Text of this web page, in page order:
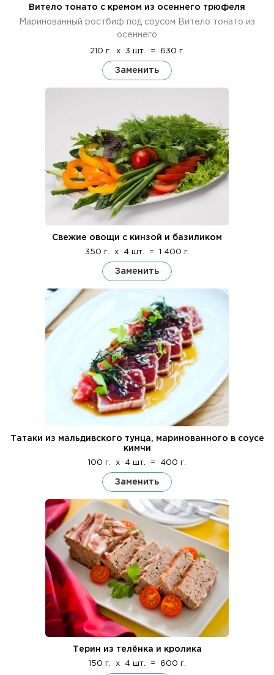
Витело тонато с кремом из осеннего трюфеля
Маринованный ростбиф под соусом Витело тонато из
осеннего
210 г. x 3 шт. = 630 г.
Заменить
Свежие овощи с кинзой и базиликом
350 г. x 4 шт. = 1 400 г.
Заменить
Татаки из мальдивского тунца, маринованного в соусе
кимчи
100 г. x 4 шт. = 400 г.
Заменить
Терин из телёнка и кролика
150 г. x 4 шт. = 600 г.